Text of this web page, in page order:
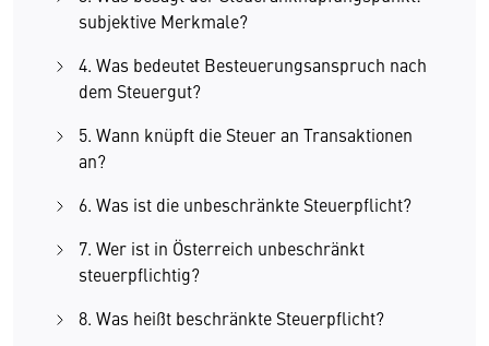
subjektive Merkmale?
4. Was bedeutet Besteuerungsanspruch nach
dem Steuergut?
5. Wann knüpft die Steuer an Transaktionen
an?
6. Was ist die unbeschränkte Steuerpflicht?
7. Wer ist in Österreich unbeschränkt
steuerpflichtig?
8. Was heißt beschränkte Steuerpflicht?